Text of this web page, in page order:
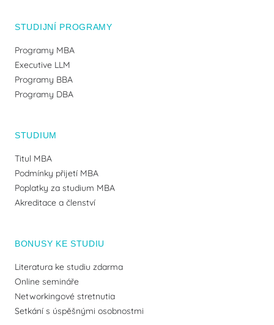
STUDIJNÍ PROGRAMY
Programy MBA
Executive LLM
Programy BBA
Programy DBA
STUDIUM
Titul MBA
Podmínky přijetí MBA
Poplatky za studium MBA
Akreditace a členství
BONUSY KE STUDIU
Literatura ke studiu zdarma
Online semináře
Networkingové stretnutia
Setkání s úspěšnými osobnostmi